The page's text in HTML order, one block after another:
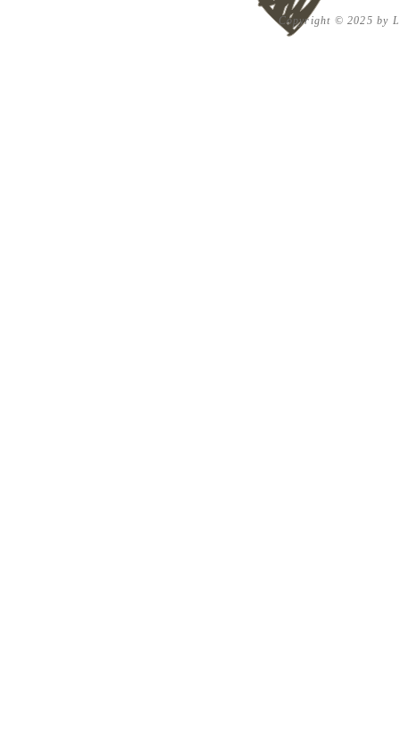
Copyright © 2025 by